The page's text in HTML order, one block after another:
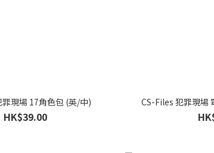
現場 17角色包 (英/中)
HK$39.00
CS-Files 犯罪現場